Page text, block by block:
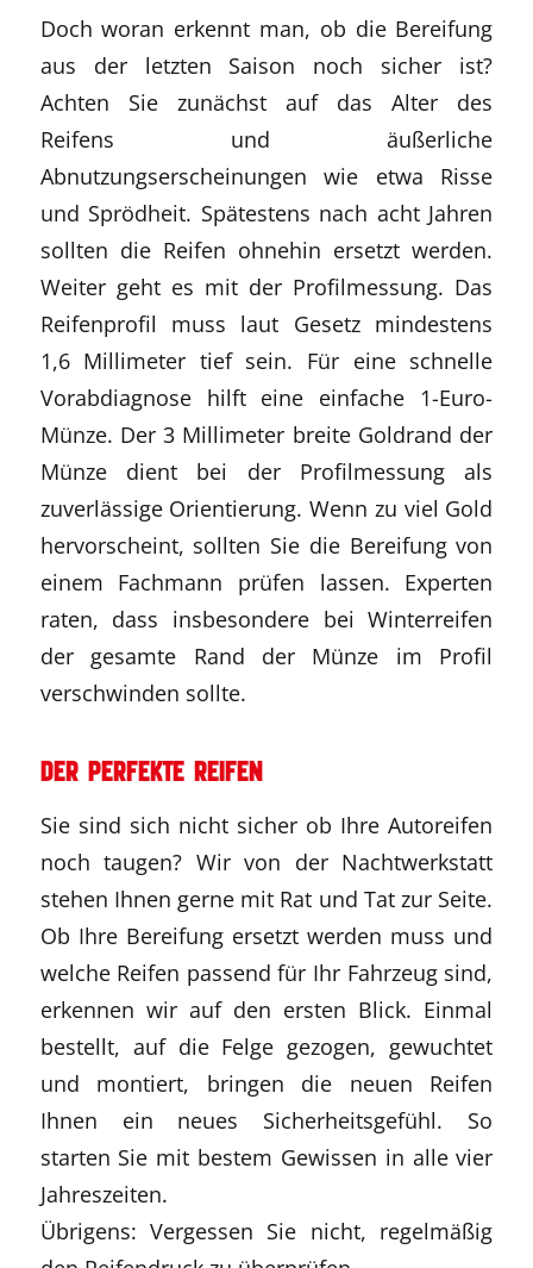
Doch woran erkennt man, ob die Bereifung
aus der letzten Saison noch sicher ist?
Achten Sie zunächst auf das Alter des
Reifens und äußerliche
Abnutzungserscheinungen wie etwa Risse
und Sprödheit. Spätestens nach acht Jahren
sollten die Reifen ohnehin ersetzt werden.
Weiter geht es mit der Profilmessung. Das
Reifenprofil muss laut Gesetz mindestens
1,6 Millimeter tief sein. Für eine schnelle
Vorabdiagnose hilft eine einfache 1-Euro-
Münze. Der 3 Millimeter breite Goldrand der
Münze dient bei der Profilmessung als
zuverlässige Orientierung. Wenn zu viel Gold
hervorscheint, sollten Sie die Bereifung von
einem Fachmann prüfen lassen. Experten
raten, dass insbesondere bei Winterreifen
der gesamte Rand der Münze im Profil
verschwinden sollte.
Der perfekte Reifen
Sie sind sich nicht sicher ob Ihre Autoreifen
noch taugen? Wir von der Nachtwerkstatt
stehen Ihnen gerne mit Rat und Tat zur Seite.
Ob Ihre Bereifung ersetzt werden muss und
welche Reifen passend für Ihr Fahrzeug sind,
erkennen wir auf den ersten Blick. Einmal
bestellt, auf die Felge gezogen, gewuchtet
und montiert, bringen die neuen Reifen
Ihnen ein neues Sicherheitsgefühl. So
starten Sie mit bestem Gewissen in alle vier
Jahreszeiten.
Übrigens: Vergessen Sie nicht, regelmäßig